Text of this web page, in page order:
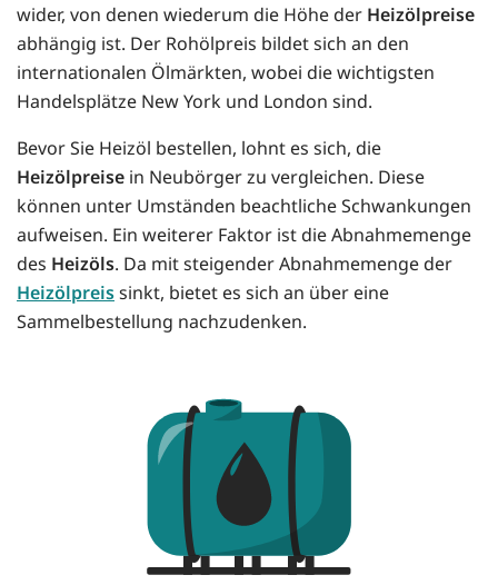
wider, von denen wiederum die Höhe der Heizölpreise
abhängig ist. Der Rohölpreis bildet sich an den
internationalen Ölmärkten, wobei die wichtigsten
Handelsplätze New York und London sind.
Bevor Sie Heizöl bestellen, lohnt es sich, die
Heizölpreise in Neubörger zu vergleichen. Diese
können unter Umständen beachtliche Schwankungen
aufweisen. Ein weiterer Faktor ist die Abnahmemenge
des Heizöls. Da mit steigender Abnahmemenge der
Heizölpreissinkt, bietet es sich an über eine
Sammelbestellung nachzudenken.